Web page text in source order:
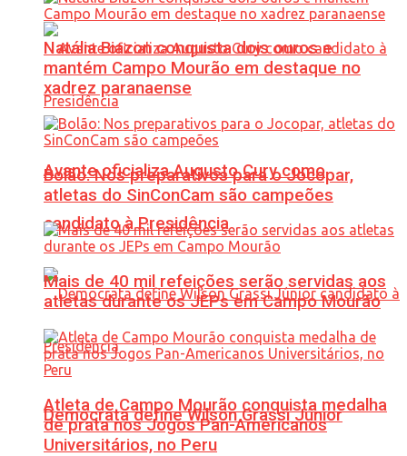
Avante oficializa Augusto Cury como
candidato à Presidência
Democrata define Wilson Grassi Júnior
Natália Biazon conquista dois ouros e
mantém Campo Mourão em destaque no
xadrez paranaense
Bolão: Nos preparativos para o Jocopar,
atletas do SinConCam são campeões
Mais de 40 mil refeições serão servidas aos
atletas durante os JEPs em Campo Mourão
Atleta de Campo Mourão conquista medalha
de prata nos Jogos Pan-Americanos
Universitários, no Peru